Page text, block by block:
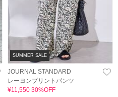
SUMMER SALE
JOURNAL STANDARD
レーヨンプリントパンツ
¥11,550 30%OFF